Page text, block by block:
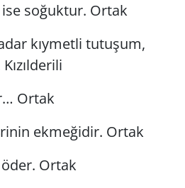
ise soğuktur. Ortak
kıymetli tutuşum,
Ortak
ekmeğidir. Ortak
Ortak